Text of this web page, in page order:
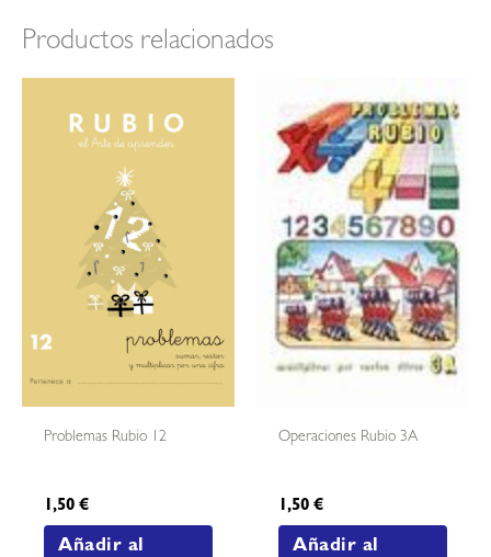
Productos relacionados
Problemas Rubio 12
1,50€
Añadir al
Operaciones Rubio 3A
1,50€
Añadir al